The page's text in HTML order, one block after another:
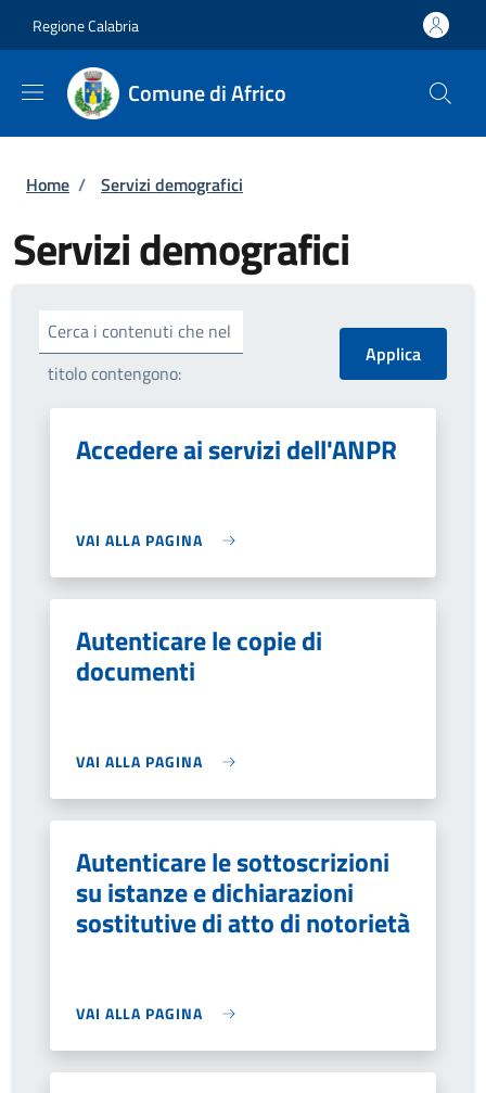
Regione Calabria
Comune di Africo
Briciole di pane
Home / Servizi demografici
Servizi demografici
Cerca i contenuti che nel
titolo contengono:
Accedere ai servizi dell'ANPR
VAI ALLA PAGINA
Autenticare le copie di
documenti
VAI ALLA PAGINA
Autenticare le sottoscrizioni
su istanze e dichiarazioni
sostitutive di atto di notorietà
VAI ALLA PAGINA